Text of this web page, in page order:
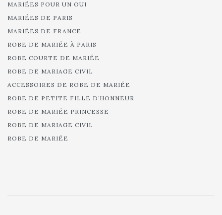
MARIÉES POUR UN OUI
MARIÉES DE PARIS
MARIÉES DE FRANCE
ROBE DE MARIÉE À PARIS
ROBE COURTE DE MARIÉE
ROBE DE MARIAGE CIVIL
ACCESSOIRES DE ROBE DE MARIÉE
ROBE DE PETITE FILLE D’HONNEUR
ROBE DE MARIÉE PRINCESSE
ROBE DE MARIAGE CIVIL
ROBE DE MARIÉE